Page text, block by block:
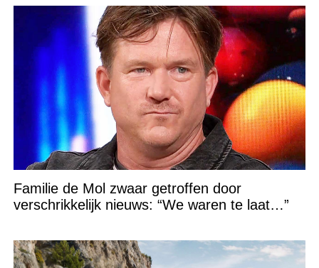
Familie de Mol zwaar getroffen door
verschrikkelijk nieuws: “We waren te laat…”